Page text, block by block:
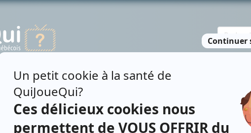
LISTE DES PERSONNES